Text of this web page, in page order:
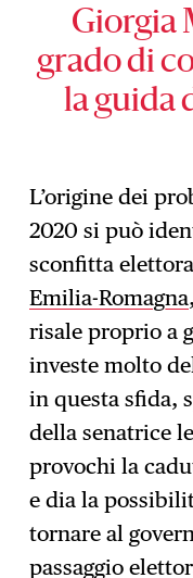
Giorgia
grado di
la guida
L’origine dei
2020 si può
sconfitta
Emilia-Romagna
risale proprio a
investe molto
in questa sfida,
della senatrice
provochi la
e dia la
tornare al
passaggio